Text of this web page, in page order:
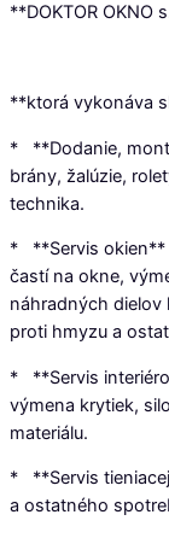
**DOKTOR OKNO
**ktorá vykonáva
* **Dodanie,
brány, žalúzie,
technika.
* **Servis okien**
častí na okne,
náhradných dielov
proti hmyzu a
* **Servis
výmena krytiek,
materiálu.
* **Servis
a ostatného